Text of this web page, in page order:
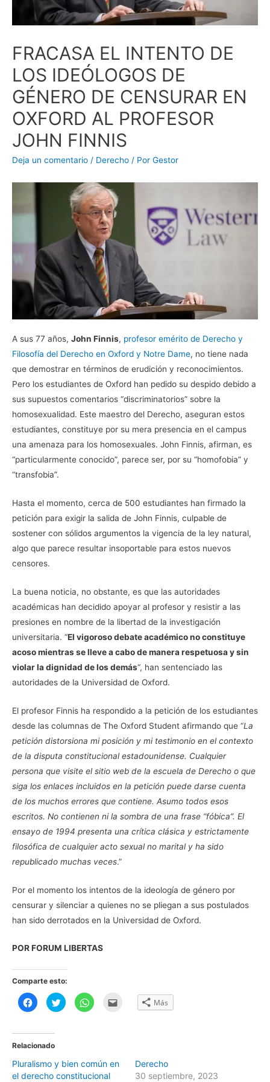
FRACASA EL INTENTO DE
LOS IDEÓLOGOS DE
GÉNERO DE CENSURAR EN
OXFORD AL PROFESOR
JOHN FINNIS
Deja un comentario / Derecho / Por Gestor
A sus 77 años, John Finnis, profesor emérito de Derecho y
Filosofía del Derecho en Oxford y Notre Dame, no tiene nada
que demostrar en términos de erudición y reconocimientos.
Pero los estudiantes de Oxford han pedido su despido debido a
sus supuestos comentarios “discriminatorios” sobre la
homosexualidad. Este maestro del Derecho, aseguran estos
estudiantes, constituye por su mera presencia en el campus
una amenaza para los homosexuales. John Finnis, afirman, es
“particularmente conocido”, parece ser, por su “homofobia” y
“transfobia”.
Hasta el momento, cerca de 500 estudiantes han firmado la
petición para exigir la salida de John Finnis, culpable de
sostener con sólidos argumentos la vigencia de la ley natural,
algo que parece resultar insoportable para estos nuevos
censores.
La buena noticia, no obstante, es que las autoridades
académicas han decidido apoyar al profesor y resistir a las
presiones en nombre de la libertad de la investigación
universitaria. “El vigoroso debate académico no constituye
acoso mientras se lleve a cabo de manera respetuosa y sin
violar la dignidad de los demás“, han sentenciado las
autoridades de la Universidad de Oxford.
El profesor Finnis ha respondido a la petición de los estudiantes
desde las columnas de The Oxford Student afirmando que “La
petición distorsiona mi posición y mi testimonio en el contexto
de la disputa constitucional estadounidense. Cualquier
persona que visite el sitio web de la escuela de Derecho o que
siga los enlaces incluidos en la petición puede darse cuenta
de los muchos errores que contiene. Asumo todos esos
escritos. No contienen ni la sombra de una frase “fóbica”. El
ensayo de 1994 presenta una crítica clásica y estrictamente
filosófica de cualquier acto sexual no marital y ha sido
republicado muchas veces.”
Por el momento los intentos de la ideología de género por
censurar y silenciar a quienes no se pliegan a sus postulados
han sido derrotados en la Universidad de Oxford.
POR FORUM LIBERTAS
Comparte esto:
H
a
i
c
p
a
r
a
H
a
a
r
a
H
a
r
a
r
Más
Relacionado
Pluralismo y bien común en
el derecho constitucional
Derecho
30 septiembre, 2023